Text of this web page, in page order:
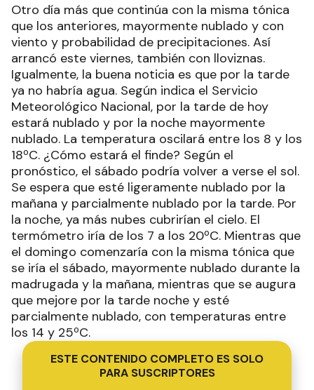
Otro día más que continúa con la misma tónica
que los anteriores, mayormente nublado y con
viento y probabilidad de precipitaciones. Así
arrancó este viernes, también con lloviznas.
Igualmente, la buena noticia es que por la tarde
ya no habría agua. Según indica el Servicio
Meteorológico Nacional, por la tarde de hoy
estará nublado y por la noche mayormente
nublado. La temperatura oscilará entre los 8 y los
18ºC. ¿Cómo estará el finde? Según el
pronóstico, el sábado podría volver a verse el sol.
Se espera que esté ligeramente nublado por la
mañana y parcialmente nublado por la tarde. Por
la noche, ya más nubes cubrirían el cielo. El
termómetro iría de los 7 a los 20ºC. Mientras que
el domingo comenzaría con la misma tónica que
se iría el sábado, mayormente nublado durante la
madrugada y la mañana, mientras que se augura
que mejore por la tarde noche y esté
parcialmente nublado, con temperaturas entre
los 14 y 25ºC.
ESTE CONTENIDO COMPLETO ES SOLO
PARA SUSCRIPTORES